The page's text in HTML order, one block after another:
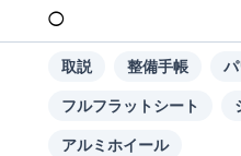
◯
取説 整備手帳
フルフラットシート
アルミホイール